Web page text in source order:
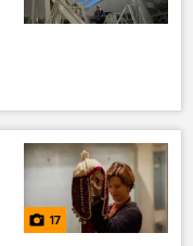
17